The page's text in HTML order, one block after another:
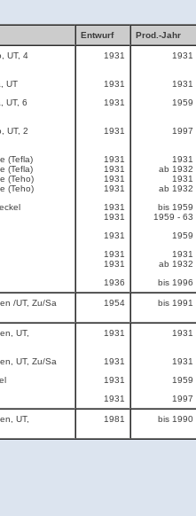
Entwurf Prod.-Jahr
UT, 4
1931 1931
UT 1931
1931
UT, 6
1931 1959
UT, 2
1931 1997
(Tefla)
(Tefla)
(Teho)
(Teho)
1931
1931
1931
1931
1931
ab 1932
1931
ab 1932
1931
1931
bis 1959
1959 - 63
1931
1959
1931
1931
1931
ab 1932
1936 bis 1996
/UT, Zu/Sa
1954 bis 1991
UT,
1931 1931
UT, Zu/Sa 1931
1931
1931
1959
1931 1997
UT,
1981 bis 1990